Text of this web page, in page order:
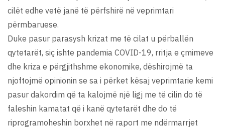
cilët edhe vetë janë të përfshirë në veprimtari
përmbaruese.
Duke pasur parasysh krizat me të cilat u përballën
qytetarët, siç ishte pandemia COVID-19, rritja e çmimeve
dhe kriza e përgjithshme ekonomike, dëshirojmë ta
njoftojmë opinionin se sa i përket kësaj veprimtarie kemi
pasur dakordim që ta kalojmë një ligj me të cilin do të
faleshin kamatat që i kanë qytetarët dhe do të
riprogramoheshin borxhet në raport me ndërmarrjet